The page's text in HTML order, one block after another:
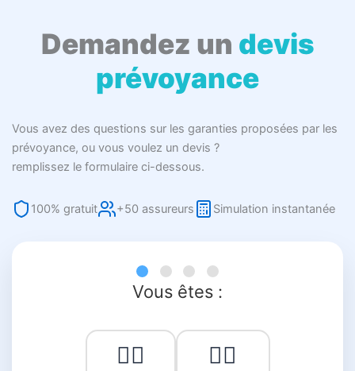
Demandez un devis
prévoyance
Vous avez des questions sur les garanties proposées par les
prévoyance, ou vous voulez un devis ?
remplissez le formulaire ci-dessous.
100% gratuit +50 assureurs Simulation instantanée
Vous êtes :
👨‍⚕️ 👩‍⚕️